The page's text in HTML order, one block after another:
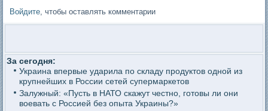
Войдите , чтобы оставлять комментарии
За сегодня:
Украина впервые ударила по складу продуктов одной из
крупнейших в России сетей супермаркетов
Залужный: «Пусть в НАТО скажут честно, готовы ли они
воевать с Россией без опыта Украины?»